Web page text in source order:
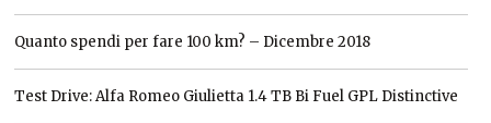
Quanto spendi per fare 100 km? – Dicembre 2018
Test Drive: Alfa Romeo Giulietta 1.4 TB Bi Fuel GPL Distinctive